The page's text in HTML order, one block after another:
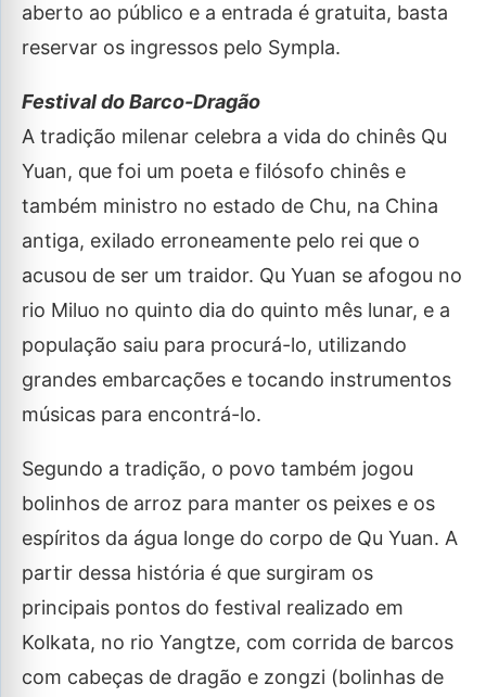
aberto ao público e a entrada é gratuita, basta
reservar os ingressos pelo Sympla.
Festival do Barco-Dragão
A tradição milenar celebra a vida do chinês Qu
Yuan, que foi um poeta e filósofo chinês e
também ministro no estado de Chu, na China
antiga, exilado erroneamente pelo rei que o
acusou de ser um traidor. Qu Yuan se afogou no
rio Miluo no quinto dia do quinto mês lunar, e a
população saiu para procurá-lo, utilizando
grandes embarcações e tocando instrumentos
músicas para encontrá-lo.
Segundo a tradição, o povo também jogou
bolinhos de arroz para manter os peixes e os
espíritos da água longe do corpo de Qu Yuan. A
partir dessa história é que surgiram os
principais pontos do festival realizado em
Kolkata, no rio Yangtze, com corrida de barcos
com cabeças de dragão e zongzi (bolinhas de